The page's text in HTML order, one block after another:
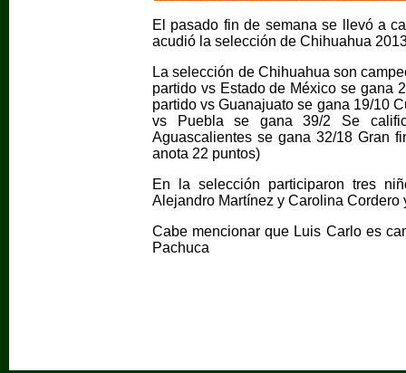
El pasado fin de semana se llevó a
acudió la selección de Chihuahua
La selección de Chihuahua son
partido vs Estado de México se gana
partido vs Guanajuato se gana 19/10
vs Puebla se gana 39/2 Se
Aguascalientes se gana 32/18 Gran
anota 22 puntos)
En la selección participaron tres
Alejandro Martínez y Carolina Cordero
Cabe mencionar que Luis Carlo es
Pachuca